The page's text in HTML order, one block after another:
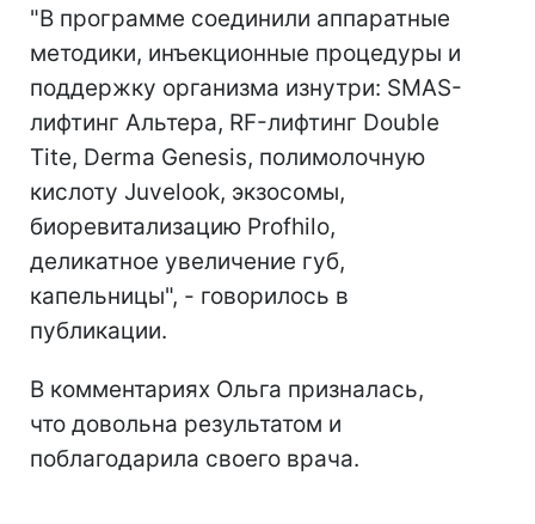
"В программе соединили аппаратные
методики, инъекционные процедуры и
поддержку организма изнутри: SMAS-
лифтинг Альтера, RF-лифтинг Double
Tite, Derma Genesis, полимолочную
кислоту Juvelook, экзосомы,
биоревитализацию Profhilo,
деликатное увеличение губ,
капельницы", - говорилось в
публикации.
В комментариях Ольга призналась,
что довольна результатом и
поблагодарила своего врача.